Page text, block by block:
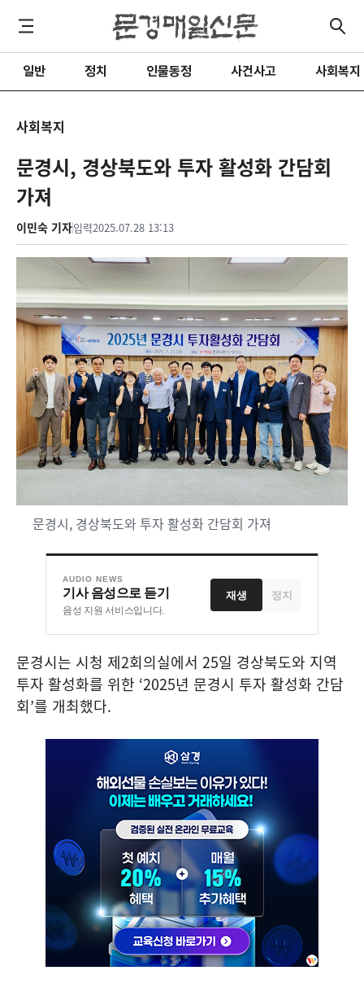
일반 정치 인물동정 사건사고 사회복지
사회복지
문경시, 경상북도와 투자 활성화 간담회
가져
이민숙 기자입력2025.07.28 13:13
문경시, 경상북도와 투자 활성화 간담회 가져
AUDIO NEWS
기사 음성으로 듣기
음성 지원 서비스입니다.
재생 정지
문경시는 시청 제2회의실에서 25일 경상북도와 지역
투자 활성화를 위한 ‘2025년 문경시 투자 활성화 간담
회’를 개최했다.